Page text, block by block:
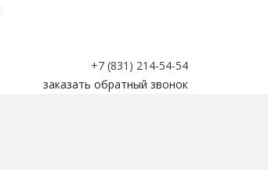
+7 (831) 214-54-54
заказать обратный звонок